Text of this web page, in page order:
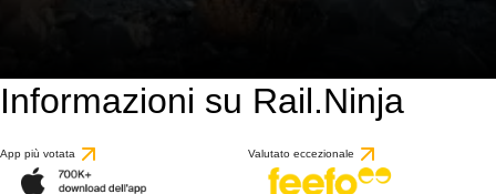
Informazioni su Rail.Ninja
App più votata Valutato eccezionale